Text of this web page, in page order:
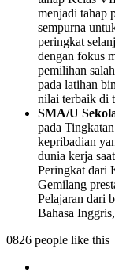
menjadi tahap
sempurna
peringkat
dengan fokus
pemilihan
pada latihan
nilai terbaik di
SMA/U
pada
kepribadian
dunia kerja
Peringkat dari
Gemilang
Pelajaran dari
Bahasa
0826 people like this